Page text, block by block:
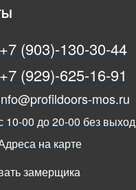
+7 (903)-130-30-44
+7 (929)-625-16-91
mos.ru
10-00 до 20-00 без
на карте
замерщика